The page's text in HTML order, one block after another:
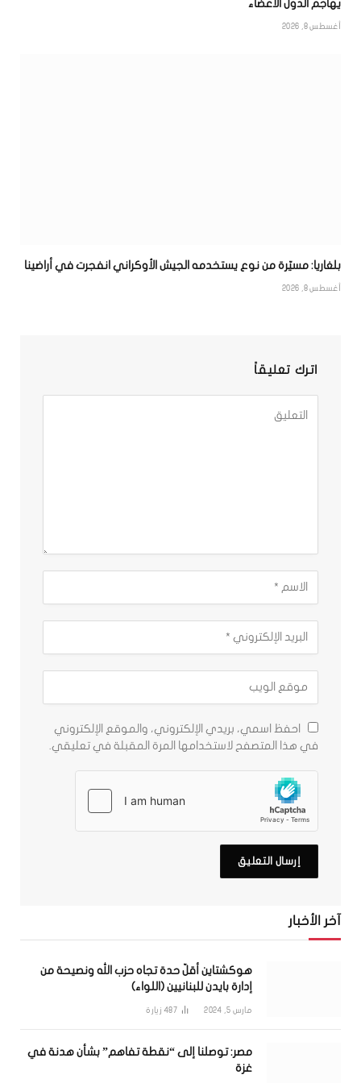
يهاجم الدول الأعضاء
أغسطس 8, 2026
بلغاريا: مسيّرة من نوع يستخدمه الجيش الأوكراني انفجرت في أراضينا
أغسطس 8, 2026
اترك تعليقاً
احفظ اسمي، بريدي الإلكتروني، والموقع الإلكتروني
في هذا المتصفح لاستخدامها المرة المقبلة في تعليقي.
آخر الأخبار
هوكشتاين أقلّ حدة تجاه حزب الله ونصيحة من
إدارة بايدن للبنانيين (اللواء)
مارس 5, 2024 487 زيارة
مصر: توصلنا إلى “نقطة تفاهم” بشأن هدنة في
غزة